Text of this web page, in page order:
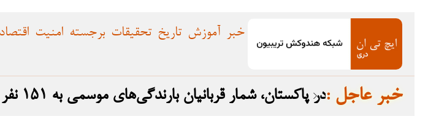
اقتصاد امنیت برجسته تحقیقات تاریخ آموزش خبر
در پاکستان، شمار قربانیان بارندگی‌های موسمی به ۱۵۱ نفر رسید : خبر عاجل